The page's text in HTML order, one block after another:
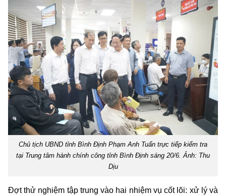
Chủ tịch UBND tỉnh Bình Định Phạm Anh Tuấn trực tiếp kiểm tra
tại Trung tâm hành chính công tỉnh Bình Định sáng 20/6. Ảnh: Thu
Dịu
Đợt thử nghiệm tập trung vào hai nhiệm vụ cốt lõi: xử lý và